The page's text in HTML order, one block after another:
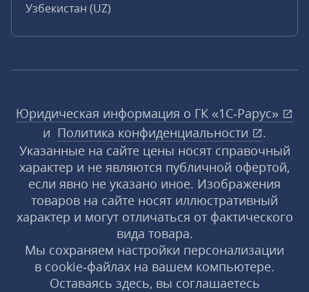
Узбекистан (UZ)
Юридическая информация о ГК «1С‑Рарус»
и Политика конфиденциальности
.
Указанные на сайте цены носят справочный
характер и не являются публичной офертой,
если явно не указано иное. Изображения
товаров на сайте носят иллюстративный
характер и могут отличаться от фактического
вида товара.
Мы сохраняем настройки персонализации
в cookie‑файлах на вашем компьютере.
Оставаясь здесь, вы соглашаетесь